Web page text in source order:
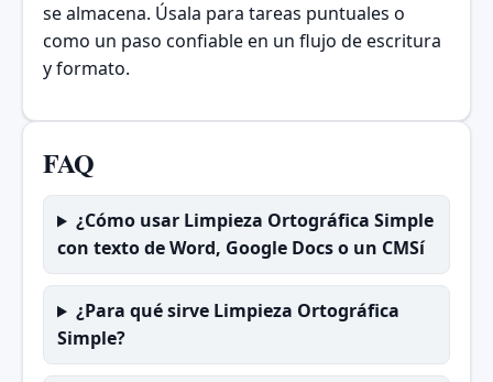
se almacena. Úsala para tareas puntuales o
como un paso confiable en un flujo de escritura
y formato.
FAQ
¿Cómo usar Limpieza Ortográfica Simple
con texto de Word, Google Docs o un CMSí
¿Para qué sirve Limpieza Ortográfica
Simple?